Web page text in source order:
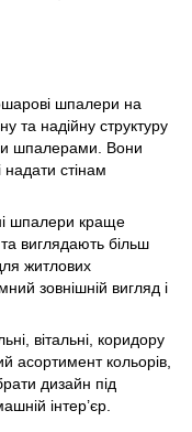
шпалери на
та надійну структуру
шпалерами. Вони
стінам
шпалери краще
виглядають більш
житлових
зовнішній вигляд і
вітальні, коридору
асортимент кольорів,
дизайн під
інтер’єр.